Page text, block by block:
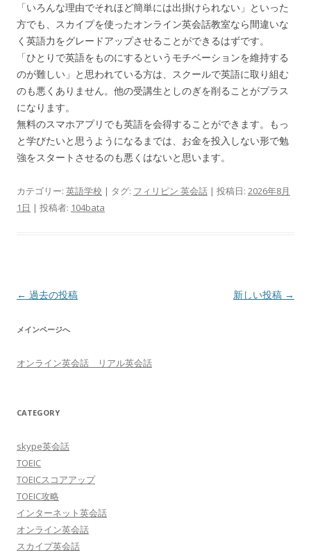
「いろんな理由でそれほど簡単には出掛けられない」といった
方でも、スカイプを使ったオンライン英会話教室なら間違いな
く英語力をグレードアップさせることができるはずです。
「ひとりで英語をものにするというモチベーションを維持する
のが難しい」と思われている方は、スクールで英語に取り組む
のも悪くありません。他の受講生としのぎを削ることがプラス
になります。
無料のスマホアプリでも英語を会得することができます。もっ
と学びたいと思うようになるまでは、お金を投入しない形で勉
強をスタートさせるのも悪くはないと思います。
カテゴリー: 英語学校 | タグ: フィリピン 英会話 | 投稿日: 2026年8月
1日 | 投稿者: 104bata
投
ナ
ゲ
シ
ン
← 過去の投稿 新しい投稿 →
メインページへ
オンライン英会話 リアル英会話
CATEGORY
skype英会話
TOEIC
TOEICスコアアップ
TOEIC攻略
インターネット英会話
オンライン英会話
スカイプ英会話